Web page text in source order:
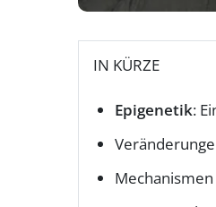
IN KÜRZE
Epigenetik: